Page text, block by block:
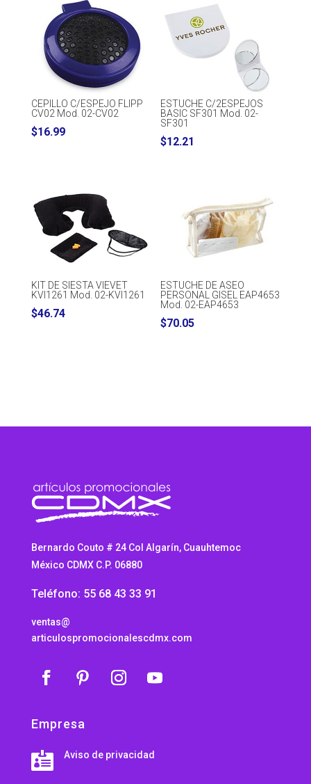
CEPILLO C/ESPEJO FLIPP
CV02 Mod. 02-CV02
$16.99
ESTUCHE C/2ESPEJOS
BASIC SF301 Mod. 02-
SF301
$12.21
KIT DE SIESTA VIEVET
KVI1261 Mod. 02-KVI1261
$46.74
ESTUCHE DE ASEO
PERSONAL GISEL EAP4653
Mod. 02-EAP4653
$70.05
Bernardo Couto # 24 Col Algarín, Cuauhtemoc
México CDMX C.P. 06880
Teléfono: 55 68 43 33 91
ventas@
articulospromocionalescdmx.com
Empresa
 Aviso de privacidad